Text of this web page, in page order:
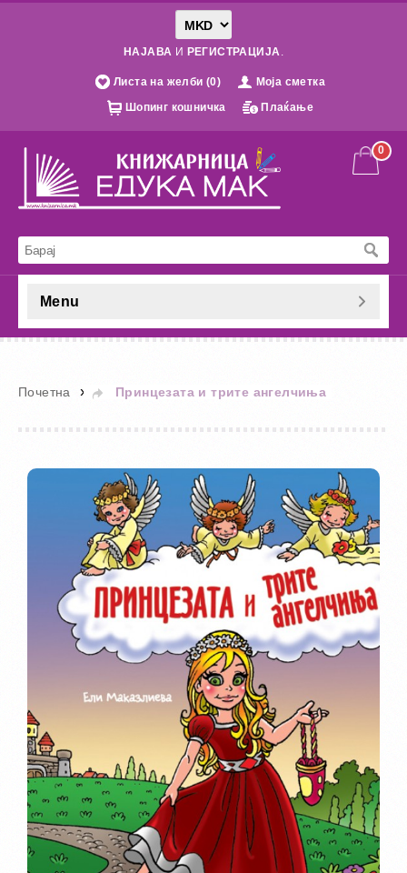
НАЈАВА И РЕГИСТРАЦИЈА.
Листа на желби (0)
Моја сметка
Шопинг кошничка
Плаќање
0
Menu
Почетна » Принцезата и трите ангелчиња